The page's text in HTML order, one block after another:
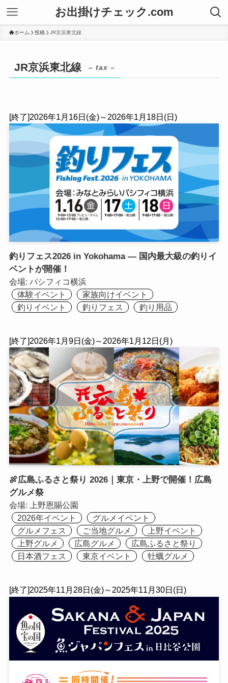
お出掛けチェック.com
ホーム 投稿 JR京浜東北線
JR京浜東北線 – tax –
[終了]2026年1月16日(金)～2026年1月18日(日)
釣りフェス2026 in Yokohama — 国内最大級の釣りイ
ベントが開催！
会場: パシフィコ横浜
体験イベント
家族向けイベント
釣りイベント
釣りフェス 釣り用品
[終了]2026年1月9日(金)～2026年1月12日(月)
🍖広島ふるさと祭り 2026｜東京・上野で開催！広島
グルメ祭
会場:
上野恩賜公園
2026年イベント
グルメイベント
グルメフェス
ご当地グルメ
上野イベント
上野グルメ
広島グルメ
広島ふるさと祭り
日本酒フェス
東京イベント 牡蠣グルメ
[終了]2025年11月28日(金)～2025年11月30日(日)